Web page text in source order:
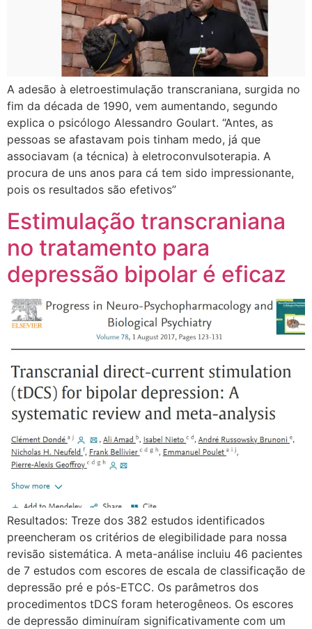
A adesão à eletroestimulação transcraniana, surgida no
fim da década de 1990, vem aumentando, segundo
explica o psicólogo Alessandro Goulart. “Antes, as
pessoas se afastavam pois tinham medo, já que
associavam (a técnica) à eletroconvulsoterapia. A
procura de uns anos para cá tem sido impressionante,
pois os resultados são efetivos”
Estimulação transcraniana
no tratamento para
depressão bipolar é eficaz
Resultados: Treze dos 382 estudos identificados
preencheram os critérios de elegibilidade para nossa
revisão sistemática. A meta-análise incluiu 46 pacientes
de 7 estudos com escores de escala de classificação de
depressão pré e pós-ETCC. Os parâmetros dos
procedimentos tDCS foram heterogêneos. Os escores
de depressão diminuíram significativamente com um